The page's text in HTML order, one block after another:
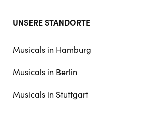
doormat
UNSERE STANDORTE
Musicals in Hamburg
Musicals in Berlin
Musicals in Stuttgart